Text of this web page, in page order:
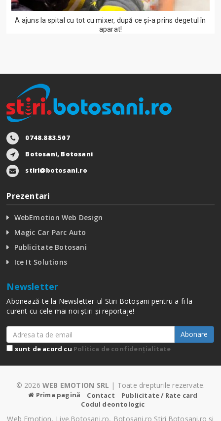
A ajuns la spital cu tot cu mixer, după ce și-a prins degetul în
aparat!
0748.883.507
Botosani, Botosani
stiri@botosani.ro
Prezentari
WebEmotion Web Design
Magic Car Parc Auto
Publicitate Botosani
Ice It Solutions
Newsletter
Abonează-te la Newsletter-ul Stiri Botoșani pentru a fi la
curent cu cele mai noi știri și reportaje!
Abonare
sunt de acord cu Politica de confidențialitate
© 2026 WEB EMOTION SRL | Toate drepturile rezervate.
Prima pagină Contact
Publicitate / Rate card
Codul deontologic
Web Emotion, Live.Botosani.ro, Botosani.ro Stiri.Botosani.ro si